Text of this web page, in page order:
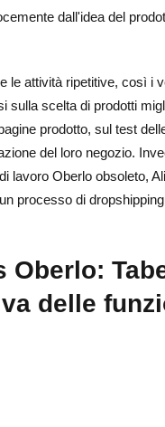
dall'idea del
le attività ripetitive, così i
sulla scelta di prodotti
prodotto, sul test
del loro negozio.
lavoro Oberlo obsoleto,
processo di
Oberlo:
delle